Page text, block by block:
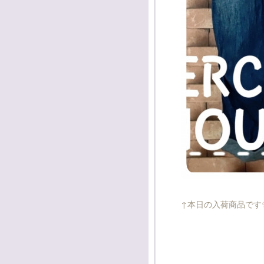
↑本日の入荷商品です